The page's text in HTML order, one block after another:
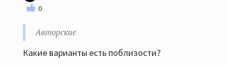
0
Авторские
Какие варианты есть поблизости?